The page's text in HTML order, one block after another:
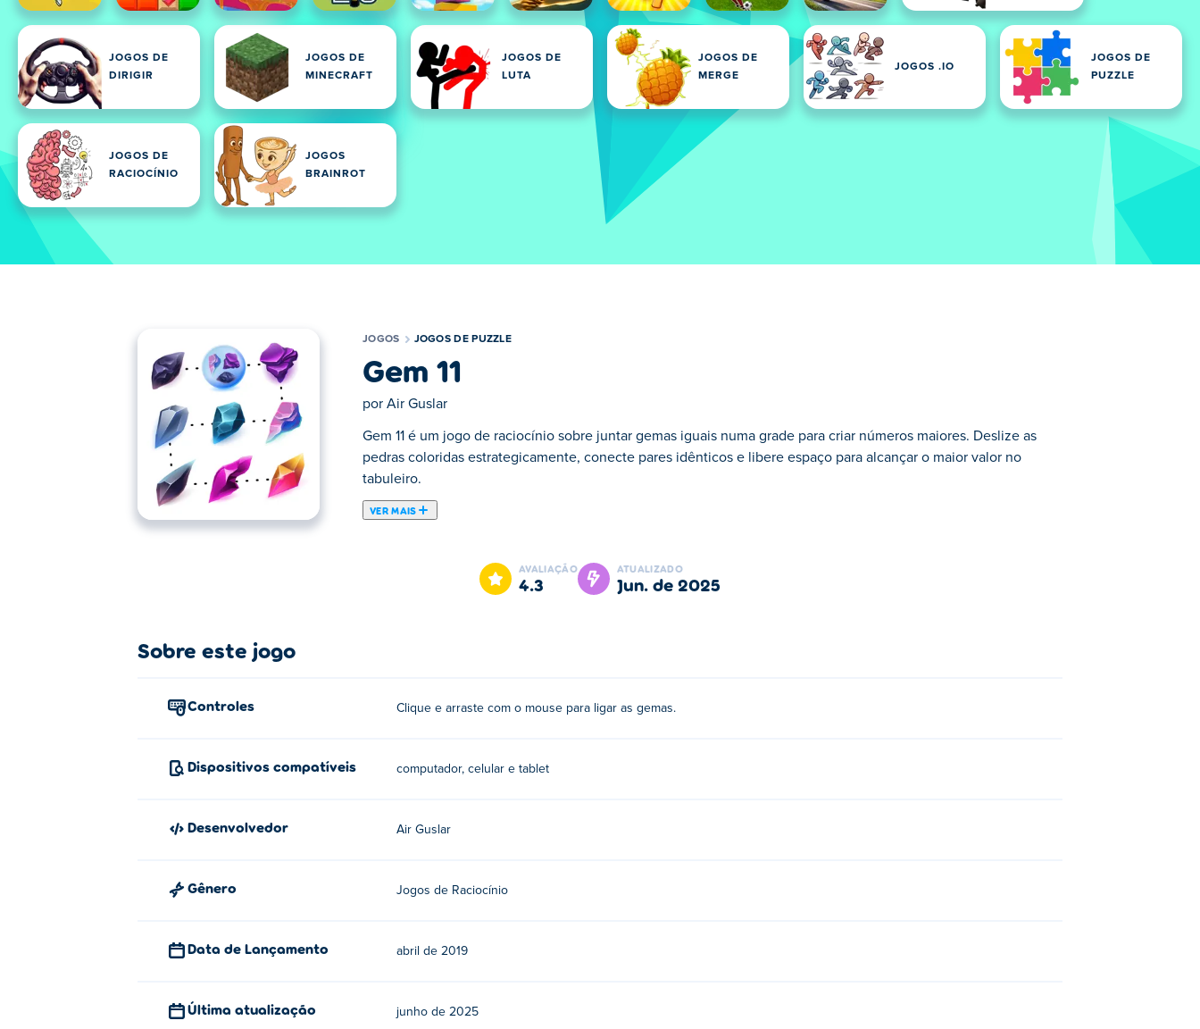
JOGOS DE
DIRIGIR
JOGOS DE
MINECRAFT
JOGOS DE
LUTA
JOGOS DE
MERGE
JOGOS .IO
JOGOS DE
PUZZLE
JOGOS DE
RACIOCÍNIO
JOGOS
BRAINROT
JOGOS JOGOS DE PUZZLE
Gem 11
por Air Guslar
Gem 11 é um jogo de raciocínio sobre juntar gemas iguais numa grade para criar números maiores. Deslize as
pedras coloridas estrategicamente, conecte pares idênticos e libere espaço para alcançar o maior valor no
tabuleiro.
VER MAIS
Aqui você pode jogar Gem 11. Gem 11 é um dos nossos selecionados Jogos de Puzzle.
AVALIAÇÃO
4.3
ATUALIZADO
jun. de 2025
Sobre este jogo
Controles Clique e arraste com o mouse para ligar as gemas.
Dispositivos compatíveis computador, celular e tablet
Desenvolvedor Air Guslar
Gênero Jogos de Raciocínio
Data de Lançamento abril de 2019
Última atualização junho de 2025